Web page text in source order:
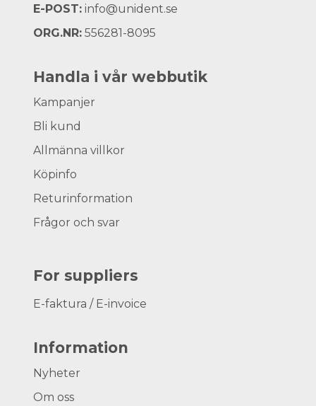
E-POST: info@unident.se
ORG.NR: 556281-8095
Handla i vår webbutik
Kampanjer
Bli kund
Allmänna villkor
Köpinfo
Returinformation
Frågor och svar
For suppliers
E-faktura / E-invoice
Information
Nyheter
Om oss